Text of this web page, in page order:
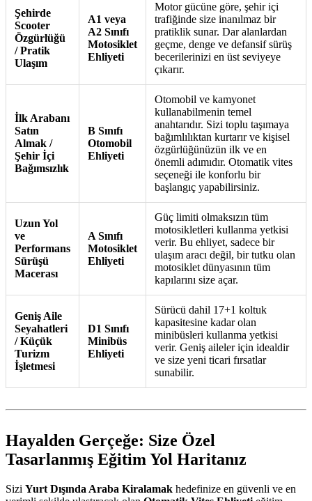
Şehirde
Scooter
Özgürlüğü
/ Pratik
Ulaşım
A1 veya
A2 Sınıfı
Motosiklet
Ehliyeti
Motor gücüne göre, şehir içi
trafiğinde size inanılmaz bir
pratiklik sunar. Dar alanlardan
geçme, denge ve defansif sürüş
becerilerinizi en üst seviyeye
çıkarır.
İlk Arabanı
Satın
Almak /
Şehir İçi
Bağımsızlık
B Sınıfı
Otomobil
Ehliyeti
Otomobil ve kamyonet
kullanabilmenin temel
anahtarıdır. Sizi toplu taşımaya
bağımlılıktan kurtarır ve kişisel
özgürlüğünüzün ilk ve en
önemli adımıdır. Otomatik vites
seçeneği ile konforlu bir
başlangıç yapabilirsiniz.
Uzun Yol
ve
Performans
Sürüşü
Macerası
A Sınıfı
Motosiklet
Ehliyeti
Güç limiti olmaksızın tüm
motosikletleri kullanma yetkisi
verir. Bu ehliyet, sadece bir
ulaşım aracı değil, bir tutku olan
motosiklet dünyasının tüm
kapılarını size açar.
Geniş Aile
Seyahatleri
/ Küçük
Turizm
İşletmesi
D1 Sınıfı
Minibüs
Ehliyeti
Sürücü dahil 17+1 koltuk
kapasitesine kadar olan
minibüsleri kullanma yetkisi
verir. Geniş aileler için idealdir
ve size yeni ticari fırsatlar
sunabilir.
Hayalden Gerçeğe: Size Özel
Tasarlanmış Eğitim Yol Haritanız
Sizi Yurt Dışında Araba Kiralamak hedefinize en güvenli ve en